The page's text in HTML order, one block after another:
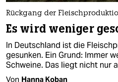
Rückgang der
Es wird weniger
In Deutschland ist die
gesunken. Ein Grund: Immer
Schweine. Das liegt nicht nur
Von Hanna Koban